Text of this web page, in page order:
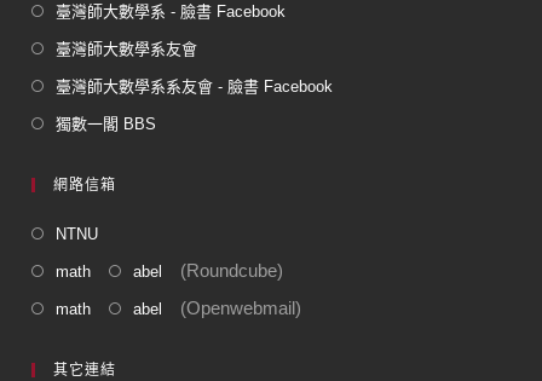
臺灣師大數學系 - 臉書 Facebook
臺灣師大數學系友會
臺灣師大數學系系友會 - 臉書 Facebook
獨數一閣 BBS
網路信箱
NTNU
math abel (Roundcube)
math abel (Openwebmail)
其它連結